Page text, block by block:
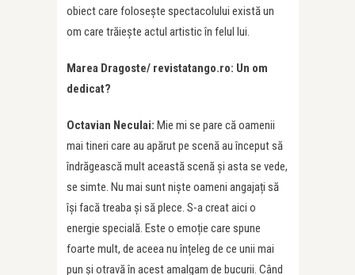
obiect care folosește spectacolului există un
om care trăiește actul artistic în felul lui.
Marea Dragoste/ revistatango.ro: Un om
dedicat?
Octavian Neculai: Mie mi se pare că oamenii
mai tineri care au apărut pe scenă au început să
îndrăgească mult această scenă și asta se vede,
se simte. Nu mai sunt niște oameni angajați să
își facă treaba și să plece. S-a creat aici o
energie specială. Este o emoție care spune
foarte mult, de aceea nu înțeleg de ce unii mai
pun și otravă în acest amalgam de bucurii. Când